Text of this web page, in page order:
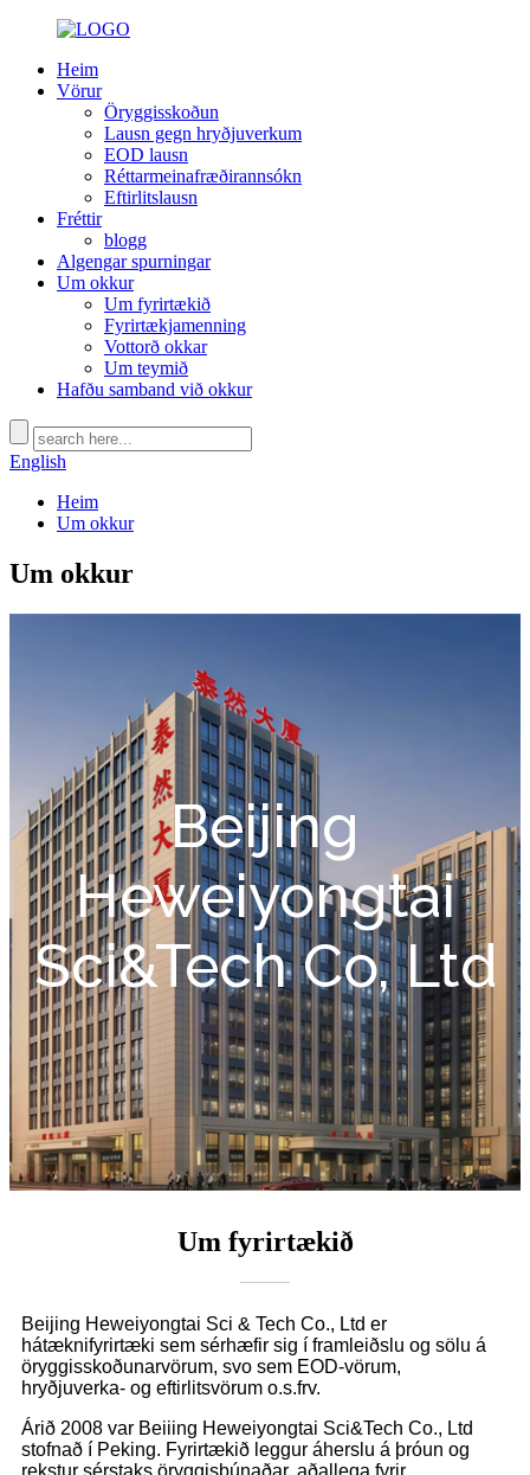
Heim
Vörur
Öryggisskoðun
Lausn gegn hryðjuverkum
EOD lausn
Réttarmeinafræðirannsókn
Eftirlitslausn
Fréttir
blogg
Algengar spurningar
Um okkur
Um fyrirtækið
Fyrirtækjamenning
Vottorð okkar
Um teymið
Hafðu samband við okkur
English
Heim
Um okkur
Um okkur
Beijing
Heweiyongtai
Sci&Tech Co, Ltd
Um fyrirtækið
Beijing Heweiyongtai Sci & Tech Co., Ltd er
hátæknifyrirtæki sem sérhæfir sig í framleiðslu og sölu á
öryggisskoðunarvörum, svo sem EOD-vörum,
hryðjuverka- og eftirlitsvörum o.s.frv.
Árið 2008 var Beiiing Heweiyongtai Sci&Tech Co., Ltd
stofnað í Peking. Fyrirtækið leggur áherslu á þróun og
rekstur sérstaks öryggisbúnaðar, aðallega fyrir